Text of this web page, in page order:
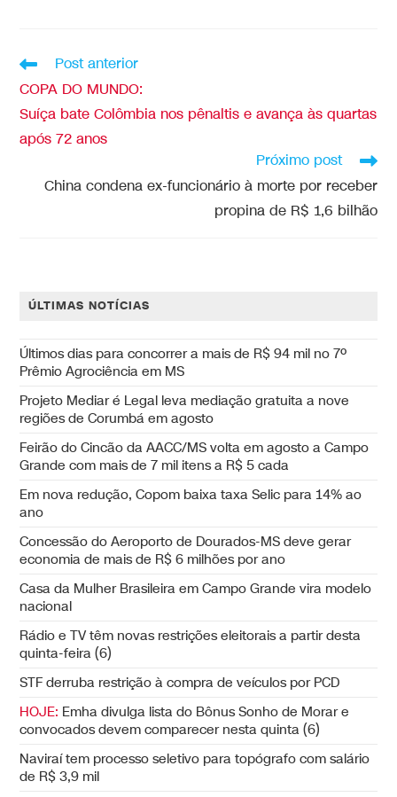
Post anterior
COPA DO MUNDO:
Suíça bate Colômbia nos pênaltis e avança às quartas
após 72 anos
Próximo post
China condena ex-funcionário à morte por receber
propina de R$ 1,6 bilhão
ÚLTIMAS NOTÍCIAS
Últimos dias para concorrer a mais de R$ 94 mil no 7º
Prêmio Agrociência em MS
Projeto Mediar é Legal leva mediação gratuita a nove
regiões de Corumbá em agosto
Feirão do Cincão da AACC/MS volta em agosto a Campo
Grande com mais de 7 mil itens a R$ 5 cada
Em nova redução, Copom baixa taxa Selic para 14% ao
ano
Concessão do Aeroporto de Dourados-MS deve gerar
economia de mais de R$ 6 milhões por ano
Casa da Mulher Brasileira em Campo Grande vira modelo
nacional
Rádio e TV têm novas restrições eleitorais a partir desta
quinta-feira (6)
STF derruba restrição à compra de veículos por PCD
HOJE: Emha divulga lista do Bônus Sonho de Morar e
convocados devem comparecer nesta quinta (6)
Naviraí tem processo seletivo para topógrafo com salário
de R$ 3,9 mil